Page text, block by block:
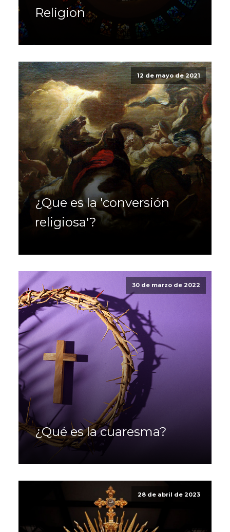
Religion
12 de mayo de 2021
¿Que es la 'conversión
religiosa'?
30 de marzo de 2022
¿Qué es la cuaresma?
28 de abril de 2023